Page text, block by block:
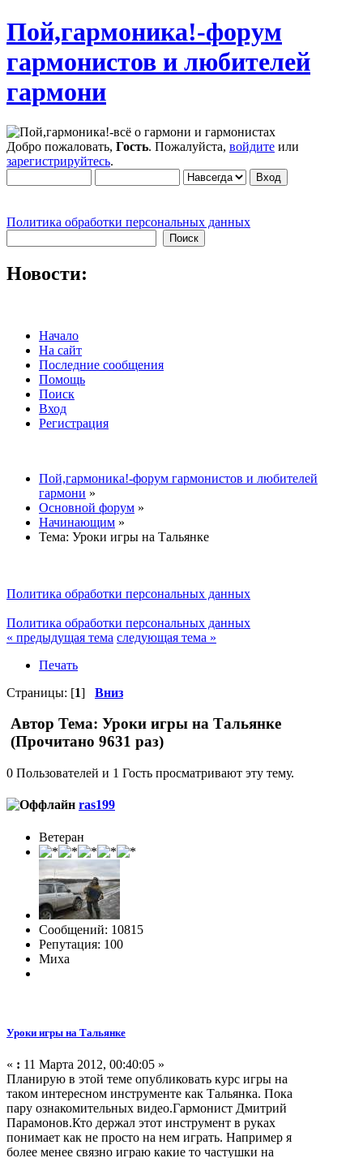
Пой,гармоника!-форум
гармонистов и любителей
гармони
Добро пожаловать, Гость. Пожалуйста, войдите или
зарегистрируйтесь.
Политика обработки персональных данных
Новости:
Начало
На сайт
Последние сообщения
Помощь
Поиск
Вход
Регистрация
Пой,гармоника!-форум гармонистов и любителей
гармони »
Основной форум »
Начинающим »
Тема: Уроки игры на Тальянке
Политика обработки персональных данных
Политика обработки персональных данных
« предыдущая тема следующая тема »
Печать
Страницы: [1] Вниз
Автор Тема: Уроки игры на Тальянке
(Прочитано 9631 раз)
0 Пользователей и 1 Гость просматривают эту тему.
ras199
Ветеран
Сообщений: 10815
Репутация: 100
Миха
Уроки игры на Тальянке
« : 11 Марта 2012, 00:40:05 »
Планирую в этой теме опубликовать курс игры на
таком интересном инструменте как Тальянка. Пока
пару ознакомительных видео.Гармонист Дмитрий
Парамонов.Кто держал этот инструмент в руках
понимает как не просто на нем играть. Например я
более менее связно играю какие то частушки на